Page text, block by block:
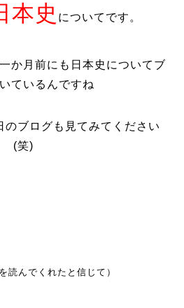
本史 についてです。
か月前にも日本史についてブ
ているんですね
のブログも見てみてください
(笑)
読んでくれたと信じて）